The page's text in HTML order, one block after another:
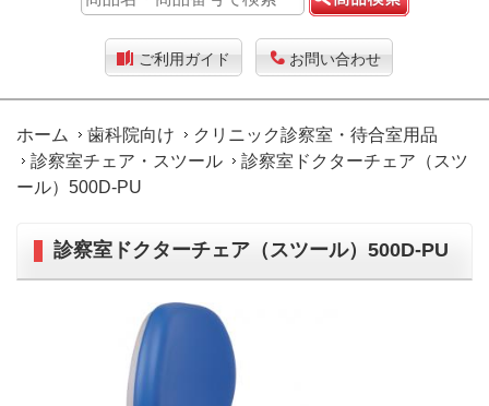
ご利用ガイド お問い合わせ
ホーム 歯科院向け
クリニック診察室・待合室用品
診察室チェア・スツール
診察室ドクターチェア（スツ
ール）500D-PU
診察室ドクターチェア（スツール）500D-PU